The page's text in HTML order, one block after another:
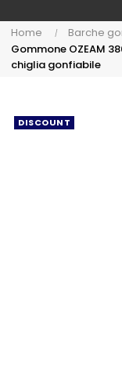
Home
Barche
Gommone OZEAM
chiglia gonfiabile
DISCOUNT